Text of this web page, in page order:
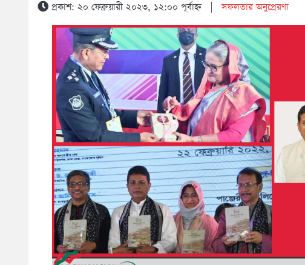
প্রকাশ: ২০ ফেব্রুয়ারী ২০২৩, ১২:০০ পূর্বাহ্ন|সফলতার অনুপ্রেরণা